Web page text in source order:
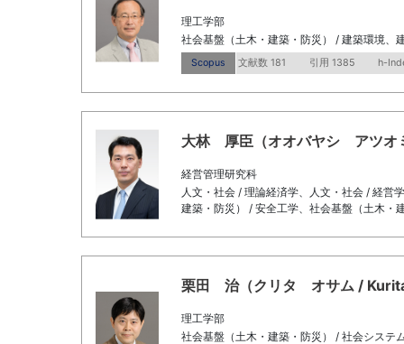
理工学部
社会基盤（土木・建築・防災） / 建築環境、
Scopus 文献数 181 引用 1385 h-
大林 厚臣（オオバヤシ アツオ
経営管理研究科
人文・社会 / 理論経済学、人文・社会 / 経営
建築・防災） / 安全工学、社会基盤（土木・
栗田 治（クリタ オサム /
理工学部
社会基盤（土木・建築・防災） / 社会システ